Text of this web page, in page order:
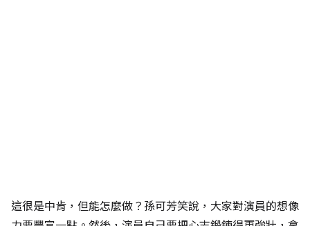
這很是中肯，但能怎麼做？孫可芳笑說，大家對演員的想像